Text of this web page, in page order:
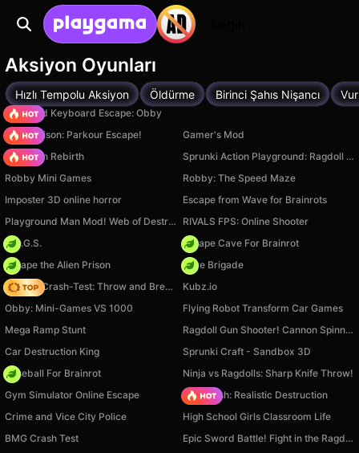
Aksiyon Oyunları
Hızlı Tempolu Aksiyon Öldürme Birinci Şahıs Nişancı
+1 Speed Keyboard Escape: Obby
Barry Prison: Parkour Escape!
Gamer's Mod
Stickman Rebirth
Sprunki Action Playground: Ragdoll Sandbox
Robby Mini Games
Robby: The Speed Maze
Imposter 3D online horror
Escape from Wave for Brainrots
Playground Man Mod! Web of Destruction!
RIVALS FPS: Online Shooter
H.O.G.S.
Escape Cave For Brainrot
Escape the Alien Prison
Core Brigade
Ragdoll Crash-Test: Throw and Break!
Kubz.io
Obby: Mini-Games VS 1000
Flying Robot Transform Car Games
Mega Ramp Stunt
Ragdoll Gun Shooter! Cannon Spinner Playground
Car Destruction King
Sprunki Craft - Sandbox 3D
Baseball For Brainrot
Ninja vs Ragdolls: Sharp Knife Throw!
Gym Simulator Online Escape
Car Crush: Realistic Destruction
Crime and Vice City Police
High School Girls Classroom Life
BMG Crash Test
Epic Sword Battle! Fight in the Ragdoll Arena!